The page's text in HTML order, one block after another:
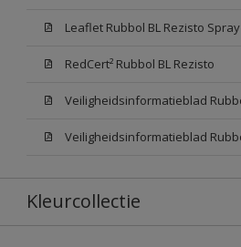
Leaflet Rubbol BL Rezisto Spray
RedCert² Rubbol BL Rezisto
Kleurcollectie